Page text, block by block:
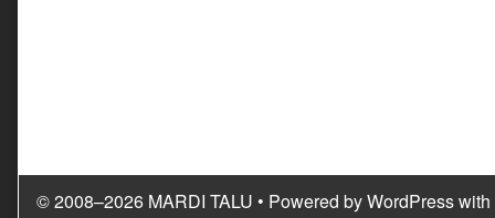
© 2008–2026 MARDI TALU • Powered byWordPresswith